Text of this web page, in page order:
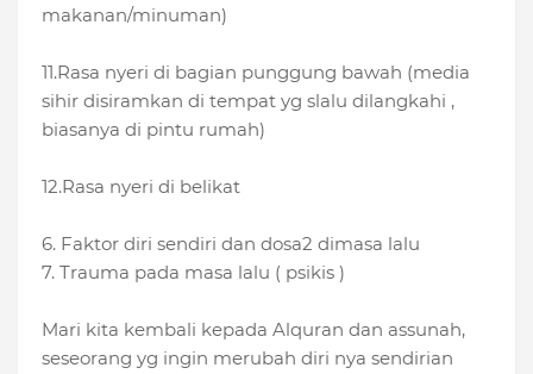
makanan/minuman)
11.Rasa nyeri di bagian punggung bawah (media
sihir disiramkan di tempat yg slalu dilangkahi ,
biasanya di pintu rumah)
12.Rasa nyeri di belikat
6. Faktor diri sendiri dan dosa2 dimasa lalu
7. Trauma pada masa lalu ( psikis )
Mari kita kembali kepada Alquran dan assunah,
seseorang yg ingin merubah diri nya sendirian